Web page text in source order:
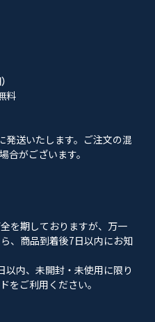
料
発送いたします。ご注文の混
合がございます。
を期しておりますが、万一
、商品到着後7日以内にお知
内、未開封・未使用に限り
をご利用ください。